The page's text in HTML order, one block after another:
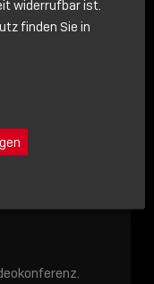
uns gerne eine
widerrufbar ist.
finden Sie in